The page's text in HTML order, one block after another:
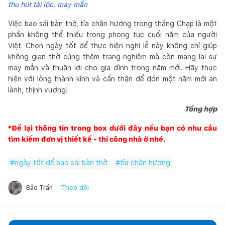
thu hút tài lộc, may mắn
Việc bao sái bàn thờ, tỉa chân hương trong tháng Chạp là một
phần không thể thiếu trong phong tục cuối năm của người
Việt. Chọn ngày tốt để thực hiện nghi lễ này không chỉ giúp
không gian thờ cúng thêm trang nghiêm mà còn mang lại sự
may mắn và thuận lợi cho gia đình trong năm mới. Hãy thực
hiện với lòng thành kính và cẩn thận để đón một năm mới an
lành, thịnh vượng!
Tổng hợp
*Để lại thông tin trong box dưới đây nếu bạn có nhu cầu
tìm kiếm đơn vị thiết kế - thi công nhà ở nhé.
#ngày tốt để bao sái bàn thờ #tỉa chân hương
Bảo Trần Theo dõi